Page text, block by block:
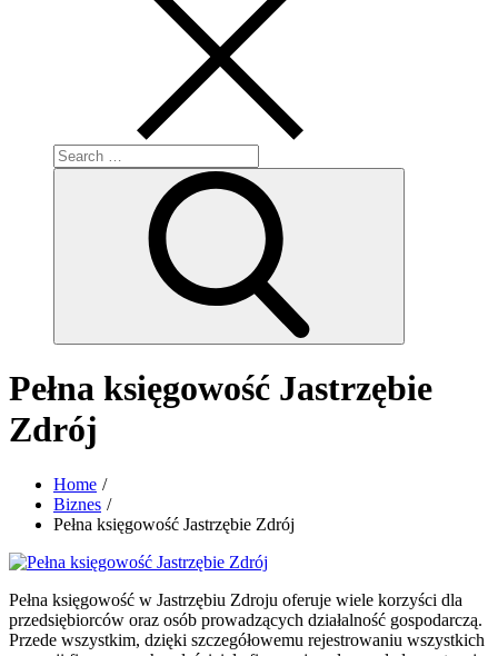
Search
for:
Pełna księgowość Jastrzębie
Zdrój
Home
Biznes
Pełna księgowość Jastrzębie Zdrój
Pełna księgowość w Jastrzębiu Zdroju oferuje wiele korzyści dla
przedsiębiorców oraz osób prowadzących działalność gospodarczą.
Przede wszystkim, dzięki szczegółowemu rejestrowaniu wszystkich